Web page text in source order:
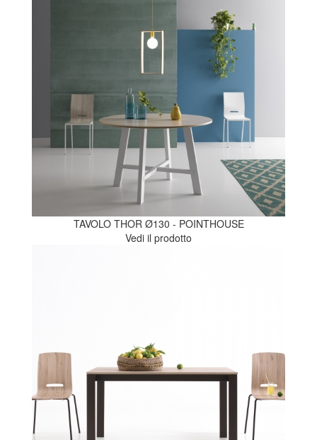
TAVOLO THOR Ø130 - POINTHOUSE
Vedi il prodotto